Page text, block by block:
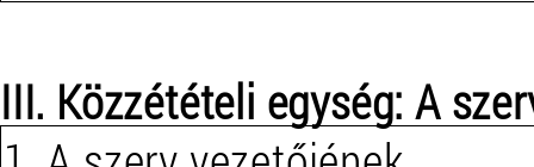
III. Közzétételi egység: A